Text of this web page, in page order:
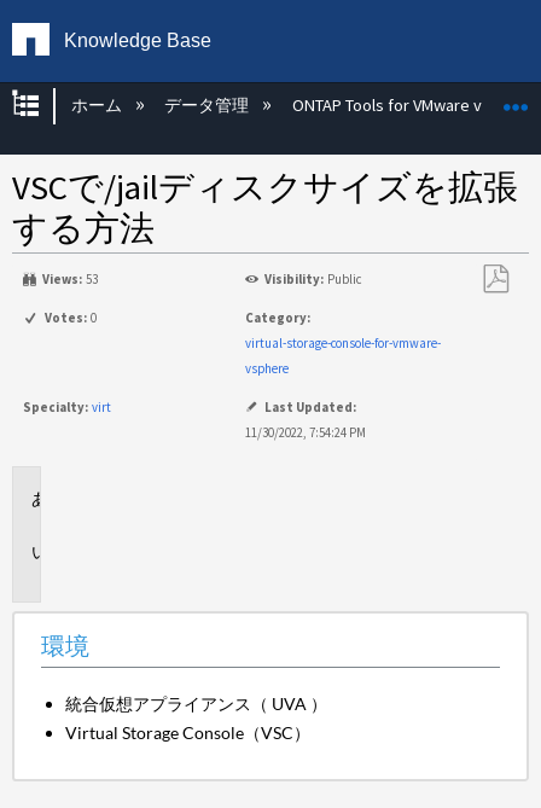
Knowledge Base
グローバル階層を展開/折りたたむ
ホーム データ管理 ONTAP Tools for VMware vSphere
VSCで/jailディスクサイズを拡張
する方法
Views: 53 Visibility: Public
Votes: 0
Category:
virtual-storage-console-for-vmware-
vsphere
Specialty: virt
Last Updated:
11/30/2022, 7:54:24 PM
環境
統合仮想アプライアンス（ UVA ）
Virtual Storage Console（VSC）